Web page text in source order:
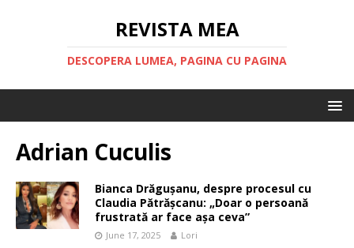
REVISTA MEA
DESCOPERA LUMEA, PAGINA CU PAGINA
Adrian Cuculis
Bianca Drăgușanu, despre procesul cu
Claudia Pătrășcanu: „Doar o persoană
frustrată ar face așa ceva”
June 17, 2025 Lori